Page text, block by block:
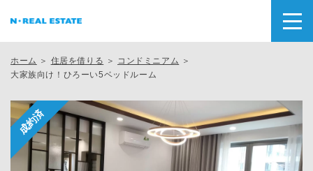
ホーム ＞ 住居を借りる ＞ コンドミニアム ＞
大家族向け！ひろーい5ベッドルーム